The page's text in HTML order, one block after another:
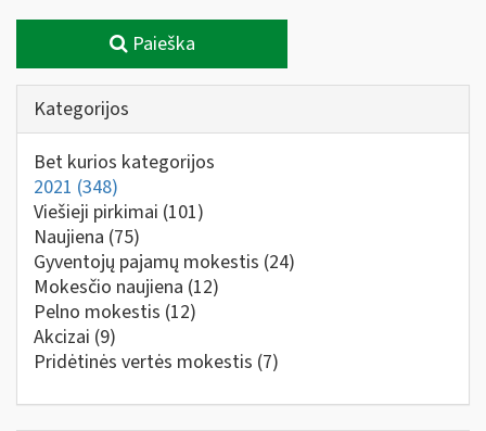
Paieška
Kategorijos
Bet kurios kategorijos
2021 (348)
Viešieji pirkimai (101)
Naujiena (75)
Gyventojų pajamų mokestis (24)
Mokesčio naujiena (12)
Pelno mokestis (12)
Akcizai (9)
Pridėtinės vertės mokestis (7)